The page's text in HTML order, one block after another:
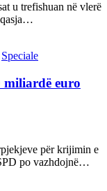
u trefishuan në vlerë
qasja…
Speciale
miliardë euro
për krijimin e
po vazhdojnë…